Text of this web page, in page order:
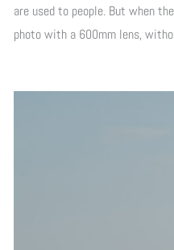
are used to people. But when
photo with a 600mm lens,